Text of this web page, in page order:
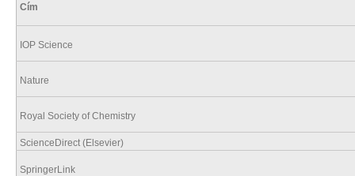
Cím
IOP Science
Nature
Royal Society of Chemistry
ScienceDirect (Elsevier)
SpringerLink